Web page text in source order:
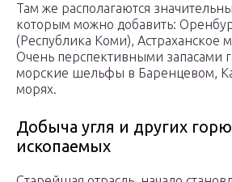
Там же располагаются
которым можно добавить:
(Республика Коми), Астраханское
Очень перспективными запасами
морские шельфы в Баренцевом,
морях.
Добыча угля и других
ископаемых